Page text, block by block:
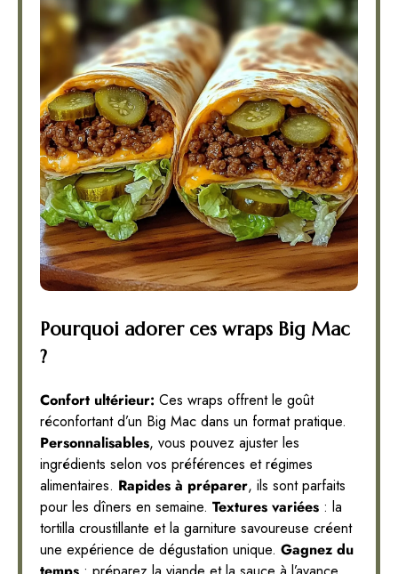
Pourquoi adorer ces wraps Big Mac
?
Confort ultérieur: Ces wraps offrent le goût
réconfortant d’un Big Mac dans un format pratique.
Personnalisables, vous pouvez ajuster les
ingrédients selon vos préférences et régimes
alimentaires. Rapides à préparer, ils sont parfaits
pour les dîners en semaine. Textures variées : la
tortilla croustillante et la garniture savoureuse créent
une expérience de dégustation unique. Gagnez du